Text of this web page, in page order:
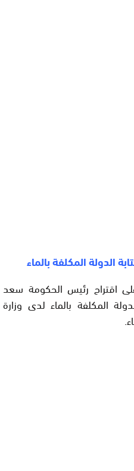
الدولة المكلفة بالماء
اقتراح رئيس الحكومة سعد
المكلفة بالماء لدى وزارة